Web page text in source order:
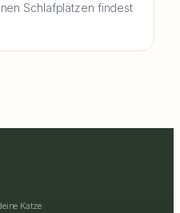
Schlafplätzen findest
Katze